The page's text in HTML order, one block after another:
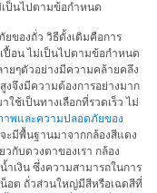
ป็นไปตามข้อกำหนด
ของถั่ว วิธีดั้งเดิมคือการ
อน ไม่เป็นไปตามข้อกำหนด
ยๆตัวอย่างมีความคล้ายคลึง
งจึงมีความต้องการอย่างมาก
ช้เป็นทางเลือกที่รวดเร็ว ไม่
พและความปลอดภัยของ
ะมีพื้นฐานมาจากกล้องสีแดง
วกับดวงตาของเรา กล้อง
ำเงิน ซึ่งความสามารถในการ
อต ถั่วส่วนใหญ่มีสีหรือเฉดสีที่